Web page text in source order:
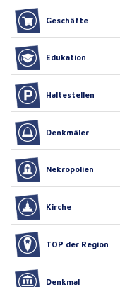
Geschäfte
Edukation
Haltestellen
Denkmäler
Nekropolien
Kirche
TOP der Region
Denkmal